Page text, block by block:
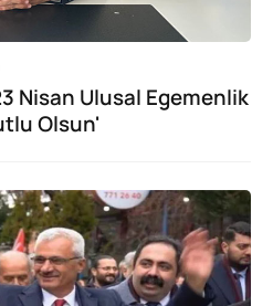
Nisan Ulusal Egemenlik
Olsun'